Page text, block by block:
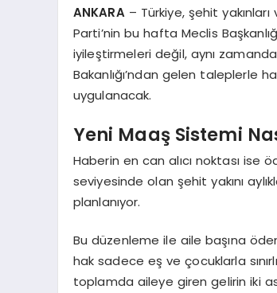
ANKARA– Türkiye, şehit
Parti’nin bu hafta Meclis
iyileştirmeleri değil, aynı
Bakanlığı’ndan gelen taleplerle
uygulanacak.
Yeni Maaş Sistemi
Haberin en can alıcı noktası ise
seviyesinde olan şehit yakını
planlanıyor.
Bu düzenleme ile aile başına
hak sadece eş ve çocuklarla
toplamda aileye giren gelirin iki